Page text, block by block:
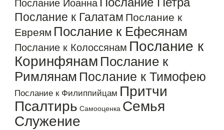
Послание Иоанна
Послание к Галатам Послание к
Евреям Послание к Ефесянам
Послание к Колоссянам Послание к
Коринфянам Послание к
Римлянам Послание к Тимофею
Послание к Филиппийцам Притчи
Псалтирь Самооценка Семья
Служение